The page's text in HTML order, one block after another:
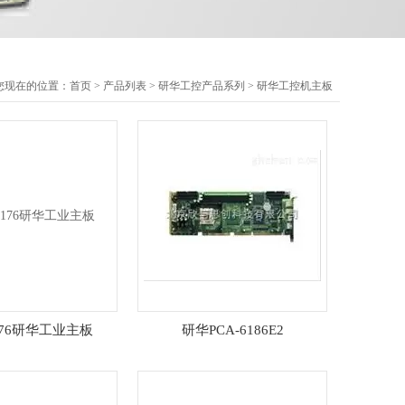
现在的位置： 首页 > 产品列表 > 研华工控产品系列 > 研华工控机主板
研华工业主板 研华PCA-6186E2